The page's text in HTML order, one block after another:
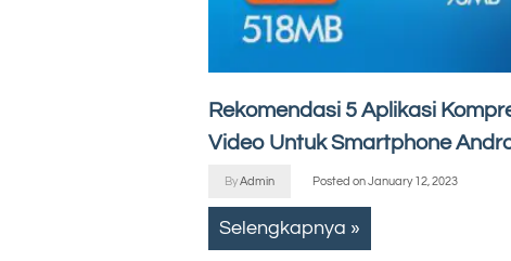
Rekomendasi 5 Aplikasi
Video Untuk Smartphone
ByAdmin Posted onJanuary 12, 2023
Selengkapnya »